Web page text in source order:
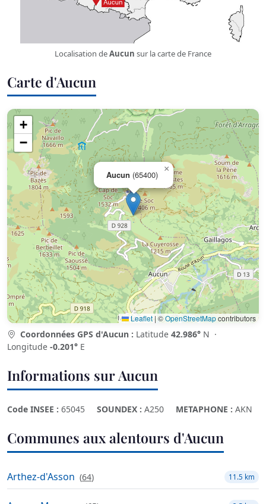
Localisation deAucun sur la carte de France
Carte d'Aucun
Aucun (65400)
×
+
−
Leaflet | ©OpenStreetMapcontributors
Coordonnées GPS d'Aucun : Latitude 42.986° N ·
Longitude -0.201° E
Informations sur Aucun
Code INSEE : 65045 SOUNDEX : A250 METAPHONE : AKN
Communes aux alentours d'Aucun
Arthez-d'Asson (64) 11.5 km